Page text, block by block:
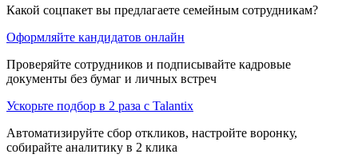
Какой соцпакет вы предлагаете семейным сотрудникам?
Оформляйте кандидатов онлайн
Проверяйте сотрудников и подписывайте кадровые
документы без бумаг и личных встреч
Ускорьте подбор в 2 раза с Talantix
Автоматизируйте сбор откликов, настройте воронку,
собирайте аналитику в 2 клика